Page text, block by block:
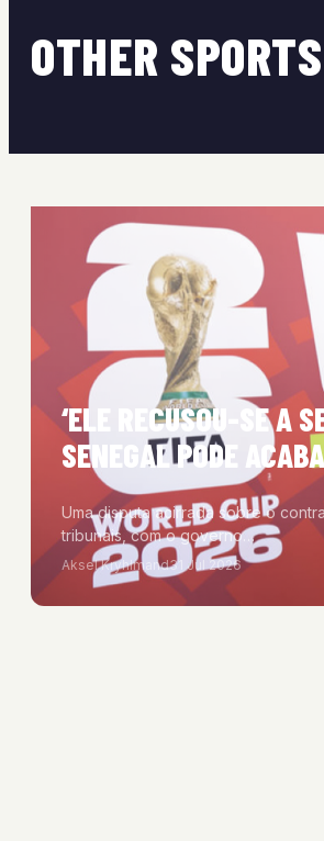
OTHER SPORTS
‘ELE RECUSOU-SE A
SENEGAL PODE
Uma disputa acirrada sobre o
tribunais, com o governo…
Aksel Kryhlmand31 Jul 2026